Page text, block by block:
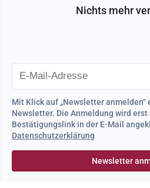
Nichts mehr
Mit Klick auf „Newsletter anmelden“
Newsletter. Die Anmeldung wird erst
Bestätigungslink in der E-Mail
Datenschutzerklärung